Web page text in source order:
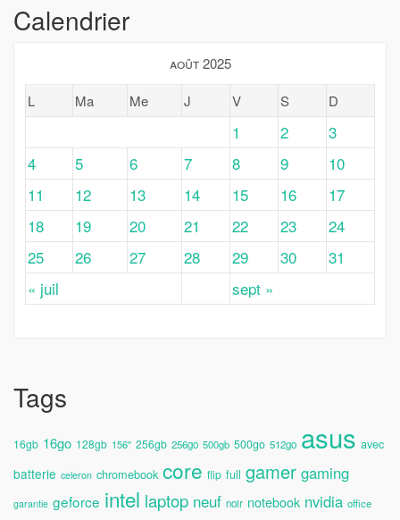
Calendrier
août 2025
L
Ma Me J V S D
« juil sept »
1 2
3
4
5 6 7 8 9
10
11
12 13 14 15 16
17
18
19 20 21 22 23
24
25
26 27 28 29 30 31
Tags
16gb 16go 128gb 156'' 256gb 256go 500gb 500go 512go asus avec
batterie celeron chromebook core flip full gamer gaming
garantie geforce intel laptop neuf noir notebook nvidia office